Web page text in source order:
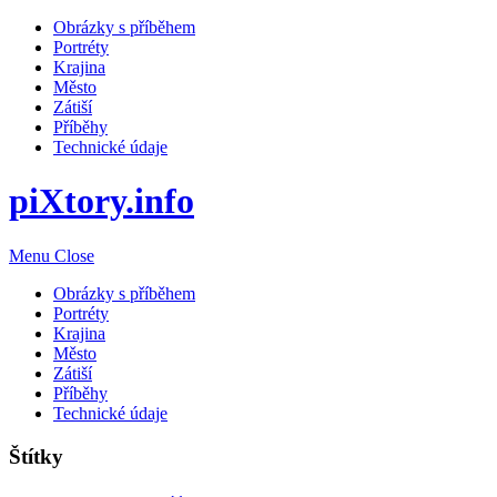
Obrázky s příběhem
Portréty
Krajina
Město
Zátiší
Příběhy
Technické údaje
piXtory.info
Menu Close
Obrázky s příběhem
Portréty
Krajina
Město
Zátiší
Příběhy
Technické údaje
Štítky